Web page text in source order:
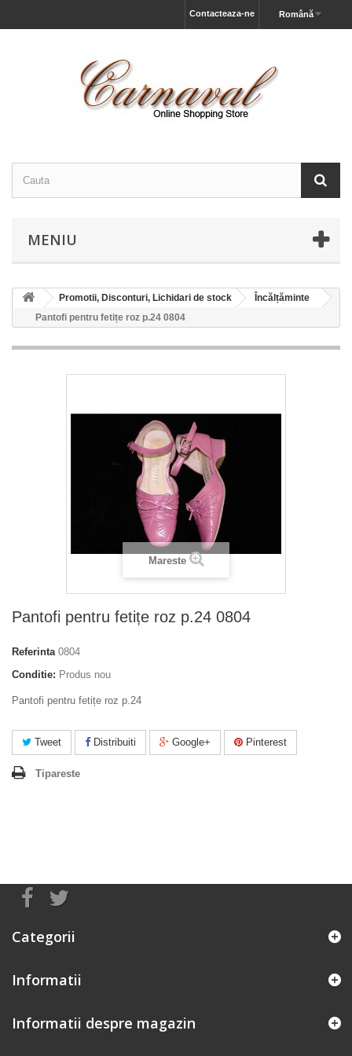
Română
Contacteaza-ne
MENIU
Promotii, Disconturi, Lichidari de stock
Încălțăminte
Pantofi pentru fetițe roz р.24 0804
Mareste
Pantofi pentru fetițe roz р.24 0804
Referinta 0804
Conditie: Produs nou
Pantofi pentru fetițe roz р.24
Tweet Distribuiti Google+ Pinterest
Tipareste
Categorii
Informatii
Informatii despre magazin